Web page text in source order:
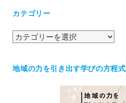
イ
カテゴリー
カ
リ
地域の力を引き出す学びの方程式